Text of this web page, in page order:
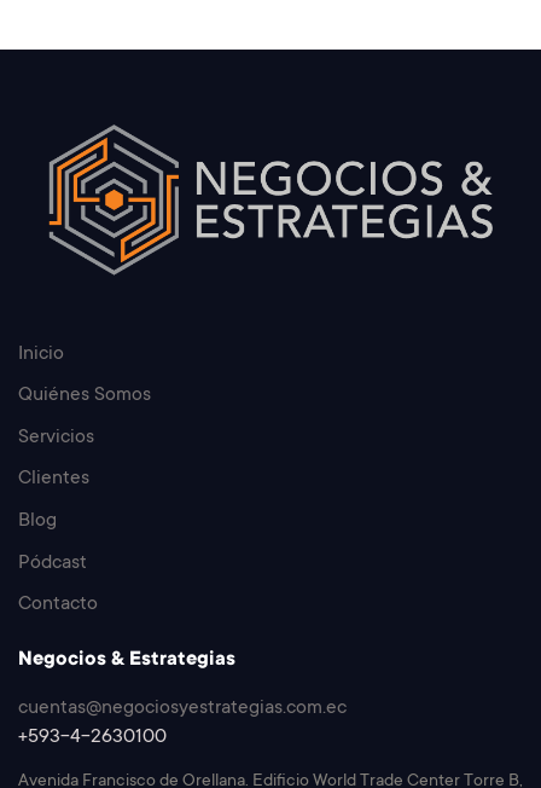
Inicio
Quiénes Somos
Servicios
Clientes
Blog
Pódcast
Contacto
Negocios & Estrategias
cuentas@negociosyestrategias.com.ec
+593-4-2630100
Avenida Francisco de Orellana. Edificio World Trade Center Torre B,